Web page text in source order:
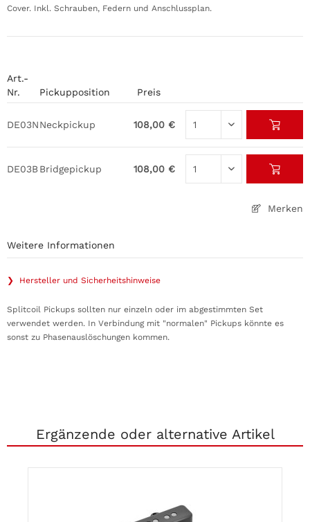
Merken
Art.-
Nr.
Pickupposition Preis
DE03NNeckpickup 108,00 €
DE03B Bridgepickup 108,00 €
Cover. Inkl. Schrauben, Federn und Anschlussplan.
Weitere Informationen
❯ Hersteller und Sicherheitshinweise
Splitcoil Pickups sollten nur einzeln oder im abgestimmten Set
verwendet werden. In Verbindung mit "normalen" Pickups könnte es
sonst zu Phasenauslöschungen kommen.
Ergänzende oder alternative Artikel